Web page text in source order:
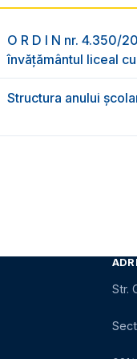
O R D I N nr. 4.350/
învățământul liceal
Structura anului
Str.